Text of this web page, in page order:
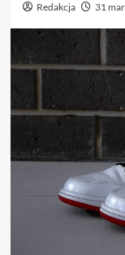
Redakcja 31